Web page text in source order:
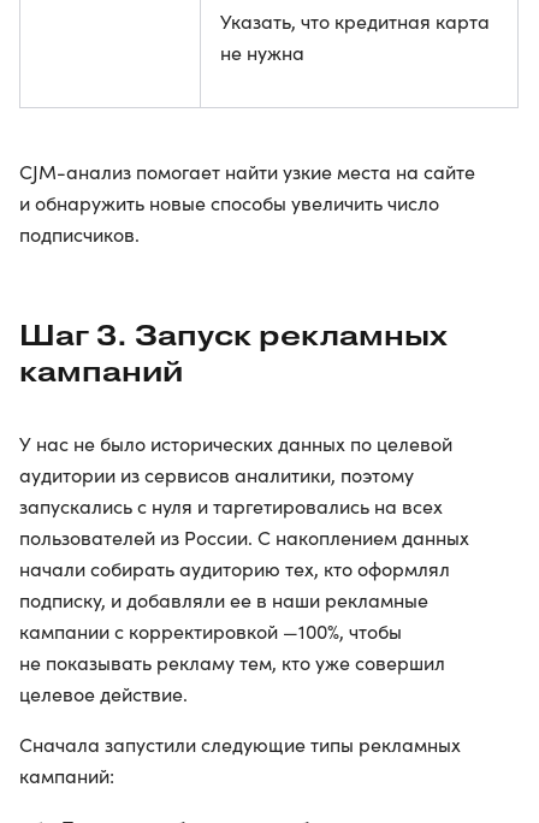
Указать, что кредитная карта
не нужна
CJM-анализ помогает найти узкие места на сайте
и обнаружить новые способы увеличить число
подписчиков.
Шаг 3. Запуск рекламных
кампаний
У нас не было исторических данных по целевой
аудитории из сервисов аналитики, поэтому
запускались с нуля и таргетировались на всех
пользователей из России. С накоплением данных
начали собирать аудиторию тех, кто оформлял
подписку, и добавляли ее в наши рекламные
кампании с корректировкой —100%, чтобы
не показывать рекламу тем, кто уже совершил
целевое действие.
Сначала запустили следующие типы рекламных
кампаний: